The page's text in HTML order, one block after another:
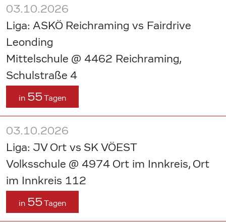
03.10.2026
Liga: ASKÖ Reichraming vs Fairdrive
Leonding
Mittelschule @ 4462 Reichraming,
Schulstraße 4
in 55Tagen
03.10.2026
Liga: JV Ort vs SK VÖEST
Volksschule @ 4974 Ort im Innkreis, Ort
im Innkreis 112
in 55Tagen